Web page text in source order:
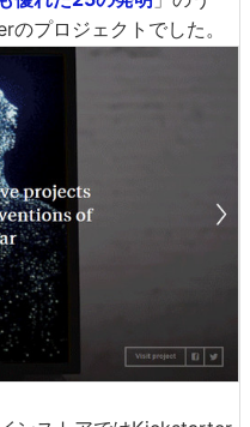
プロジェクトでした。